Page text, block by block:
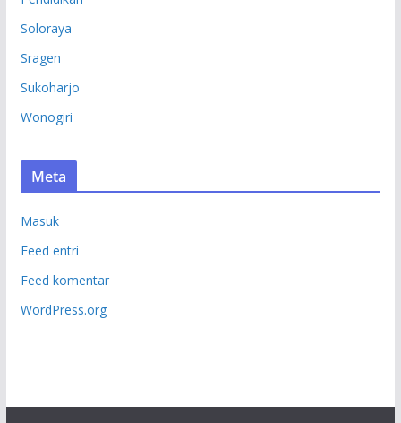
Soloraya
Sragen
Sukoharjo
Wonogiri
Meta
Masuk
Feed entri
Feed komentar
WordPress.org